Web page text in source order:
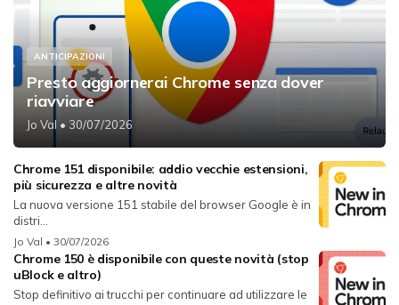
ANTICIPAZIONI
Presto aggiornerai Chrome senza dover
riavviare
Jo Val • 30/07/2026
Chrome 151 disponibile: addio vecchie estensioni,
più sicurezza e altre novità
La nuova versione 151 stabile del browser Google è in
distri...
Jo Val • 30/07/2026
Chrome 150 è disponibile con queste novità (stop
uBlock e altro)
Stop definitivo ai trucchi per continuare ad utilizzare le